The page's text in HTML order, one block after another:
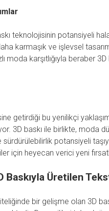
teknolojisinin potansiyeli
karmaşık ve işlevsel
moda karşıtlığıyla beraber
getirdiği bu yenilikçi
3D baskı ile birlikte, moda
sürdürülebilirlik potansiyeli
için heyecan verici yeni
Baskıyla Üretilen
bir gelişme olan 3D